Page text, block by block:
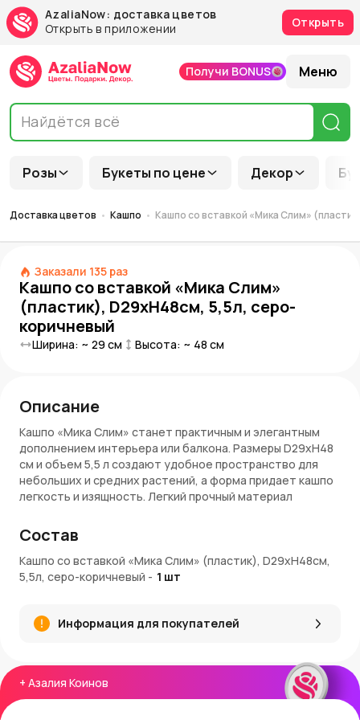
AzaliaNow: доставка цветов
Открыть в приложении
Открыть
Розы Букеты по цене Декор
Получи BONUS Меню
Доставка цветов Кашпо Кашпо со вставкой «Мика Слим»
Заказали 135 раз
Кашпо со вставкой «Мика Слим»
(пластик), D29xH48см, 5,5л, серо-
коричневый
Ширина: ~ 29 см Высота: ~ 48 см
+ Азалия Коинов
Описание
Кашпо «Мика Слим» станет практичным и элегантным
дополнением интерьера или балкона. Размеры D29xH48
см и объем 5,5 л создают удобное пространство для
небольших и средних растений, а форма придает кашпо
легкость и изящность. Легкий прочный материал
эксплуатации.
Преимущества кашпо «Мика Слим»
Серо-коричневый цвет гармонично вписывается в
Прочный и легкий пластик обеспечивает долгий срок
службы и удобство использования.
растения с разной корневой системой.
Высокая форма добавляет элегантности и
современности.
Состав
Кашпо со вставкой «Мика Слим» (пластик), D29xH48см,
5,5л, серо-коричневый - 1 шт
Информация для покупателей